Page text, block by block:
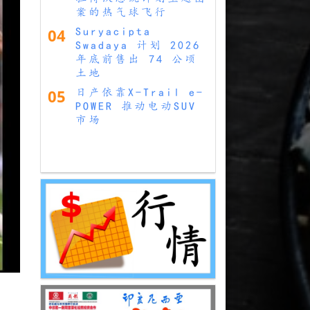
案的热气球飞行
04
Suryacipta
Swadaya 计划 2026
年底前售出 74 公顷
土地
05
日产依靠X-Trail e-
POWER 推动电动SUV
市场